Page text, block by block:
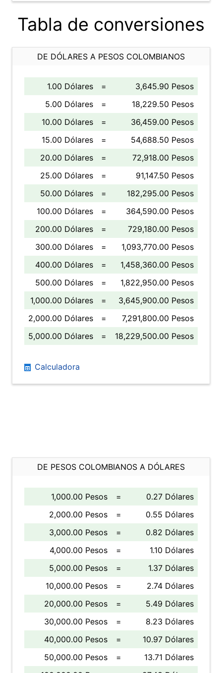
Tabla de conversiones
DE DÓLARES A PESOS COLOMBIANOS
1.00 Dólares =
3,645.90 Pesos
5.00 Dólares
=
18,229.50 Pesos
10.00 Dólares
=
36,459.00 Pesos
15.00 Dólares
=
54,688.50 Pesos
20.00 Dólares
=
72,918.00 Pesos
25.00 Dólares
=
91,147.50 Pesos
50.00 Dólares
=
182,295.00 Pesos
100.00 Dólares
=
364,590.00 Pesos
200.00 Dólares
=
729,180.00 Pesos
300.00 Dólares
=
1,093,770.00 Pesos
400.00 Dólares
=
1,458,360.00 Pesos
500.00 Dólares
=
1,822,950.00 Pesos
1,000.00 Dólares
=
3,645,900.00 Pesos
2,000.00 Dólares
=
7,291,800.00 Pesos
5,000.00 Dólares
= 18,229,500.00 Pesos
Calculadora
DE PESOS COLOMBIANOS A DÓLARES
1,000.00 Pesos =
0.27 Dólares
2,000.00 Pesos
=
0.55 Dólares
3,000.00 Pesos
=
0.82 Dólares
4,000.00 Pesos
=
1.10 Dólares
5,000.00 Pesos
=
1.37 Dólares
10,000.00 Pesos
=
2.74 Dólares
20,000.00 Pesos
=
5.49 Dólares
30,000.00 Pesos
=
8.23 Dólares
40,000.00 Pesos
=
10.97 Dólares
50,000.00 Pesos
=
13.71 Dólares